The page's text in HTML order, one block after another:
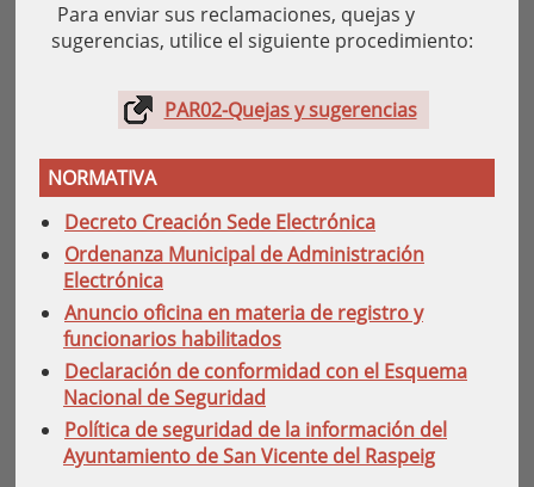
Para enviar sus reclamaciones, quejas y
sugerencias, utilice el siguiente procedimiento:
PAR02-Quejas y sugerencias
NORMATIVA
Decreto Creación Sede Electrónica
Ordenanza Municipal de Administración
Electrónica
Anuncio oficina en materia de registro y
funcionarios habilitados
Declaración de conformidad con el Esquema
Nacional de Seguridad
Política de seguridad de la información del
Ayuntamiento de San Vicente del Raspeig